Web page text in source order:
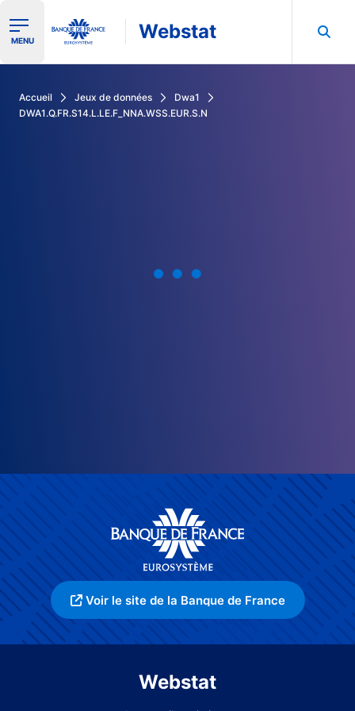
Ouvrir le menu de navigation
MENU Webstat
Accueil Jeux de données
Dwa1
DWA1.Q.FR.S14.L.LE.F_NNA.WSS.EUR.S.N
Voir le site de la Banque de France
Webstat